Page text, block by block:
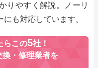
りやすく解説。ノーリ
も対応しています。
らこの5社！
換・修理業者を